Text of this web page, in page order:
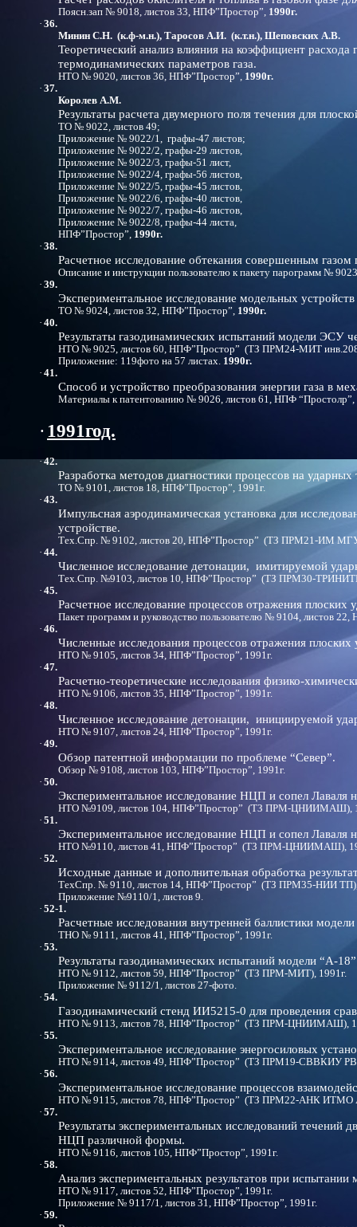
Поясн.зап № 9018, листов 33, НПФ”Простор”, 1990г.
· 36.
Минин С.Н. (к.ф-м.н.), Таросов А.И. (к.т.н.), Шеповских А.В.
Теоретический анализ влияния на коэффициент
термодинамических параметров газа.
НТО № 9020, листов 36, НПФ”Простор”, 1990г.
· 37.
Королев А.М.
Результаты расчета двумерного поля течения для
ТО № 9022, листов 49;
Приложение № 9022/1, графы-47 листов;
Приложение № 9022/2, графы-29 листов,
Приложение № 9022/3, графы-51 лист,
Приложение № 9022/4, графы-56 листов,
Приложение № 9022/5, графы-45 листов,
Приложение № 9022/6, графы-40 листов,
Приложение № 9022/7, графы-46 листов,
Приложение № 9022/8, графы-44 листа,
НПФ”Простор”, 1990г.
· 38.
Расчетное исследование обтекания совершенным
Описание и инструкции пользователю к пакету парограмм №
· 39.
Экспериментальное исследование модельных
ТО № 9024, листов 32, НПФ”Простор”, 1990г.
· 40.
Результаты газодинамических испытаний модели ЭСУ
НТО № 9025, листов 60, НПФ”Простор” (ТЗ ПРМ24-МИТ
Приложение: 119фото на 57 листах. 1990г.
· 41.
Способ и устройство преобразования энергии газа в
Материалы к патентованию № 9026, листов 61, НПФ “Простолр”,
·1991год.
·42.
Разработка методов диагностики процессов на ударных
ТО № 9101, листов 18, НПФ”Простор”, 1991г.
· 43.
Импульсная аэродинамическая установка для
устройстве.
Тех.Спр. № 9102, листов 20, НПФ”Простор” (ТЗ ПРМ21-ИМ
· 44.
Численное исследование детонации, имитируемой
Тех.Спр. №9103, листов 10, НПФ”Простор” (ТЗ ПРМ30-
· 45.
Расчетное исследование процессов отражения
Пакет программ и руководство пользователю № 9104, листов 22,
· 46.
Численные исследования процессов отражения
НТО № 9105, листов 34, НПФ”Простор”, 1991г.
· 47.
Расчетно-теоретические исследования физико-
НТО № 9106, листов 35, НПФ”Простор”, 1991г.
· 48.
Численное исследование детонации, инициируемой
НТО № 9107, листов 24, НПФ”Простор”, 1991г.
· 49.
Обзор патентной информации по проблеме “Север”.
Обзор № 9108, листов 103, НПФ”Простор”, 1991г.
· 50.
Экспериментальное исследование НЦП и сопел Лаваля
НТО №9109, листов 104, НПФ”Простор” (ТЗ ПРМ-ЦНИИМАШ),
· 51.
Экспериментальное исследование НЦП и сопел Лаваля
НТО №9110, листов 41, НПФ”Простор” (ТЗ ПРМ-ЦНИИМАШ),
· 52.
Исходные данные и дополнительная обработка
ТехСпр. № 9110, листов 14, НПФ”Простор” (ТЗ ПРМ35-НИИ ТП),
Приложение №9110/1, листов 9.
· 52-1.
Расчетные исследования внутренней баллистики
ТНО № 9111, листов 41, НПФ”Простор”, 1991г.
· 53.
Результаты газодинамических испытаний модели “А-
НТО № 9112, листов 59, НПФ”Простор” (ТЗ ПРМ-МИТ), 1991г.
Приложение № 9112/1, листов 27-фото.
· 54.
Газодинамический стенд ИИ5215-0 для проведения
НТО № 9113, листов 78, НПФ”Простор” (ТЗ ПРМ-ЦНИИМАШ),
· 55.
Экспериментальное исследование энергосиловых
НТО № 9114, листов 49, НПФ”Простор” (ТЗ ПРМ19-СВВКИУ
· 56.
Экспериментальное исследование процессов
НТО № 9115, листов 78, НПФ”Простор” (ТЗ ПРМ22-АНК ИТМО
· 57.
Результаты экспериментальных исследований
НЦП различной формы.
НТО № 9116, листов 105, НПФ”Простор”, 1991г.
· 58.
Анализ экспериментальных результатов при
НТО № 9117, листов 52, НПФ”Простор”, 1991г.
Приложение № 9117/1, листов 31, НПФ”Простор”, 1991г.
· 59.